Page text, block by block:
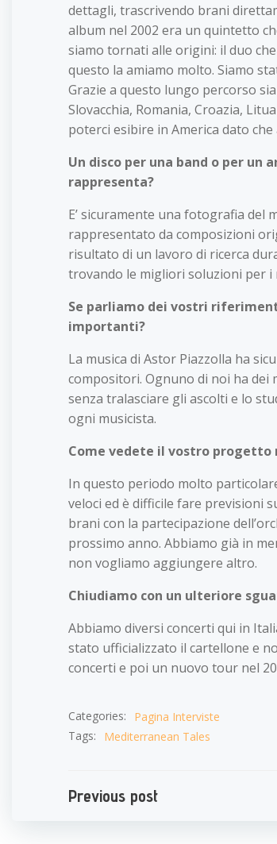
dettagli, trascrivendo brani
album nel 2002 era un quintetto
siamo tornati alle origini: il duo
questo la amiamo molto. Siamo
Grazie a questo lungo percorso
Slovacchia, Romania, Croazia,
poterci esibire in America dato
Un disco per una band o per
rappresenta?
E’ sicuramente una fotografia del
rappresentato da composizioni
risultato di un lavoro di ricerca
trovando le migliori soluzioni per i
Se parliamo dei vostri
importanti?
La musica di Astor Piazzolla ha
compositori. Ognuno di noi ha dei
senza tralasciare gli ascolti e lo
ogni musicista.
Come vedete il vostro progetto
In questo periodo molto
veloci ed è difficile fare previsioni
brani con la partecipazione
prossimo anno. Abbiamo già in
non vogliamo aggiungere altro.
Chiudiamo con un ulteriore
Abbiamo diversi concerti qui in
stato ufficializzato il cartellone e
concerti e poi un nuovo tour nel
Categories:
Pagina Interviste
Tags:
Mediterranean Tales
Navigazione
Previous post